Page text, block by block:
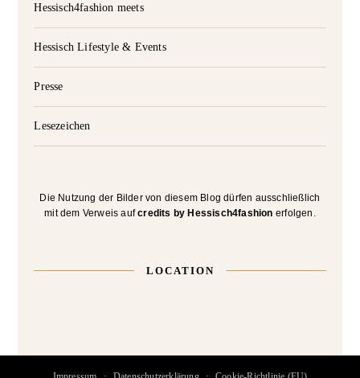
Hessisch4fashion meets
Hessisch Lifestyle & Events
Presse
Lesezeichen
Die Nutzung der Bilder von diesem Blog dürfen ausschließlich
mit dem Verweis aufcredits by Hessisch4fashion erfolgen.
LOCATION